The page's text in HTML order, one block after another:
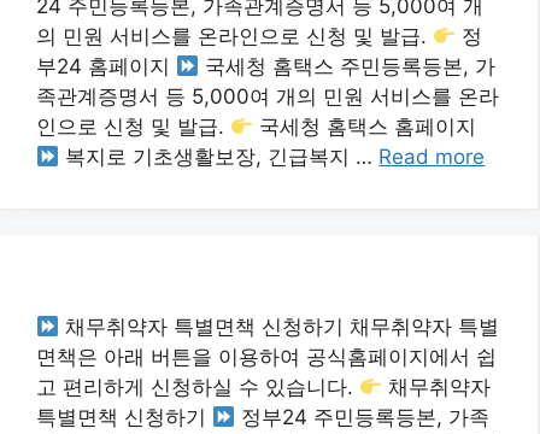
24 주민등록등본, 가족관계증명서 등 5,000여 개
의 민원 서비스를 온라인으로 신청 및 발급.
정
부24 홈페이지
국세청 홈택스 주민등록등본, 가
족관계증명서 등 5,000여 개의 민원 서비스를 온라
인으로 신청 및 발급.
국세청 홈택스 홈페이지
복지로 기초생활보장, 긴급복지 … Read more
채무취약자 특별면책 신청하기 채무취약자 특별
면책은 아래 버튼을 이용하여 공식홈페이지에서 쉽
고 편리하게 신청하실 수 있습니다.
채무취약자
특별면책 신청하기
정부24 주민등록등본, 가족